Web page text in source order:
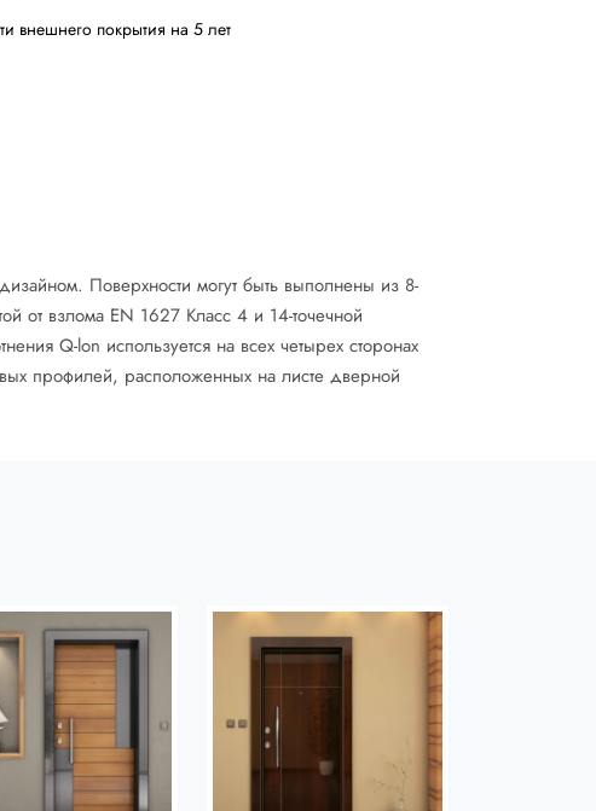
внешнего покрытия на 5 лет
Поверхности могут быть выполнены из 8-
от взлома EN 1627 Класс 4 и 14-точечной
Q-lon используется на всех четырех сторонах
профилей, расположенных на листе дверной